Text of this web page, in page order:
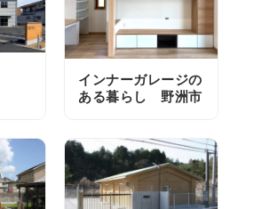
インナーガレージの
ある暮らし 野洲市